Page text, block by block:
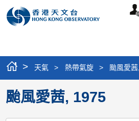
個
> 天氣 > 熱帶氣旋 > 颱風愛
颱風愛茜, 1975